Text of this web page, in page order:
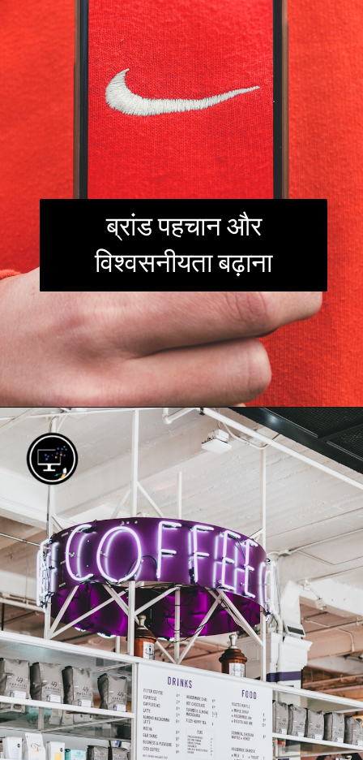
ब्रांड पहचान और
विश्वसनीयता बढ़ाना